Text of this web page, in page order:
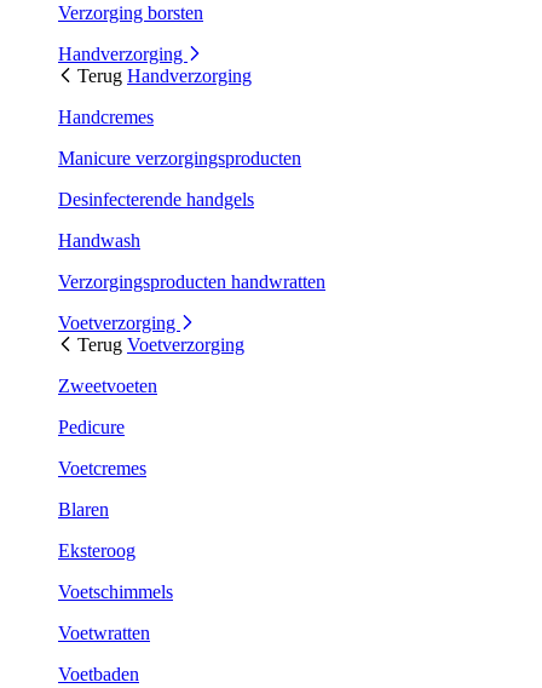
Verzorging borsten
Handverzorging
Terug Handverzorging
Handcremes
Manicure verzorgingsproducten
Desinfecterende handgels
Handwash
Verzorgingsproducten handwratten
Voetverzorging
Terug Voetverzorging
Zweetvoeten
Pedicure
Voetcremes
Blaren
Eksteroog
Voetschimmels
Voetwratten
Voetbaden